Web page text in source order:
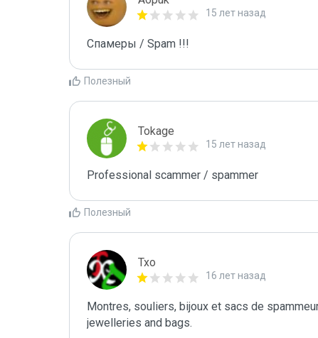
15 лет назад
Спамеры / Spam !!!
Полезный
Tokage
15 лет назад
Professional scammer / spammer
Полезный
Txo
16 лет назад
Montres, souliers, bijoux et sacs de
jewelleries and bags.